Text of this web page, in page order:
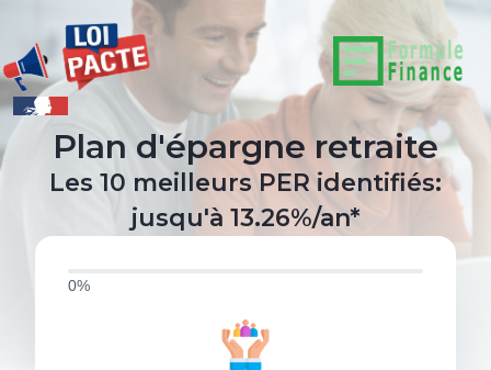
Plan d'épargne retraite
Les 10 meilleurs PER identifiés:
jusqu'à 13.26%/an*
0%